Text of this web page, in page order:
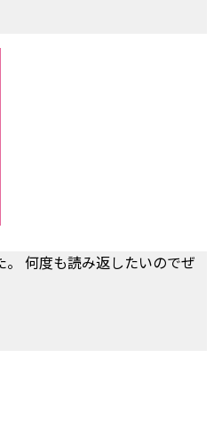
何度も読み返したいのでぜ